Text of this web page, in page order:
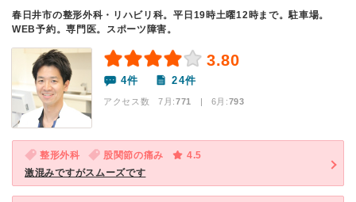
春日井市の整形外科・リハビリ科。平日19時土曜12時まで。駐車場。
WEB予約。専門医。スポーツ障害。
3.80
4件 24件
アクセス数 7月:771 | 6月:793
整形外科 股関節の痛み
4.5
激混みですがスムーズです